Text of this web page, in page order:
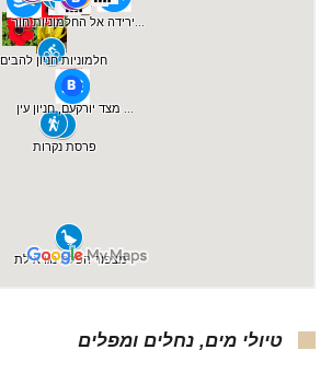
טיולי מים, נחלים ומפלים